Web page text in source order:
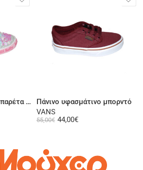
Πάνινη υφασμάτινη μπαρέτα ασημί Πάνινο υφασμάτινο μπορντό
VANS
55,00€ 44,00€